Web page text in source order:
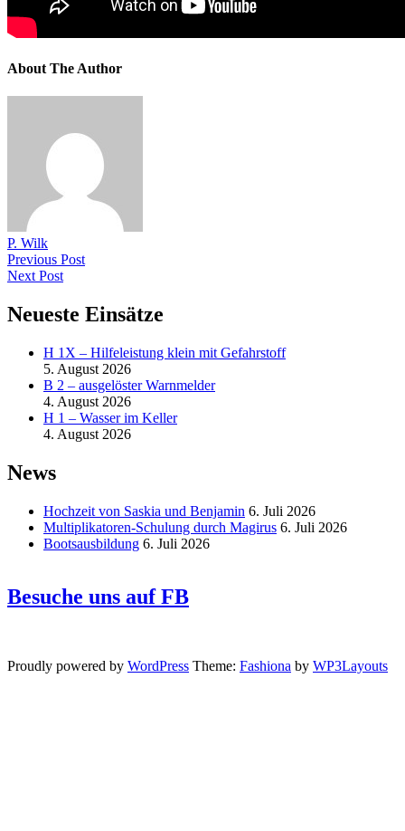
About The Author
P. Wilk
Previous Post
Next Post
Neueste Einsätze
H 1X – Hilfeleistung klein mit Gefahrstoff
5. August 2026
B 2 – ausgelöster Warnmelder
4. August 2026
H 1 – Wasser im Keller
4. August 2026
News
Hochzeit von Saskia und Benjamin 6. Juli 2026
Multiplikatoren-Schulung durch Magirus 6. Juli 2026
Bootsausbildung 6. Juli 2026
Besuche uns auf FB
Proudly powered by WordPress Theme: Fashiona by WP3Layouts